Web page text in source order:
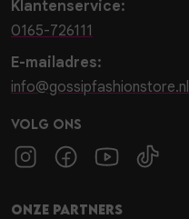
Klantenservice:
0165-726111
E-mailadres:
info@gossipfashionstore.nl
Volg ons
Onze partners